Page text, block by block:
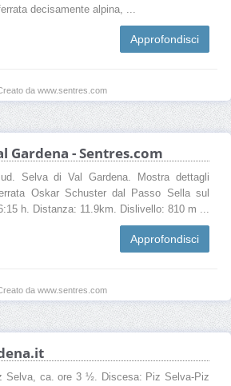
decisamente alpina, ...
Approfondisci
da www.sentres.com
Gardena - Sentres.com
Selva di Val Gardena. Mostra dettagli
Oskar Schuster dal Passo Sella sul
h. Distanza: 11.9km. Dislivello: 810 m ...
Approfondisci
da www.sentres.com
Selva, ca. ore 3 ½. Discesa: Piz Selva-Piz